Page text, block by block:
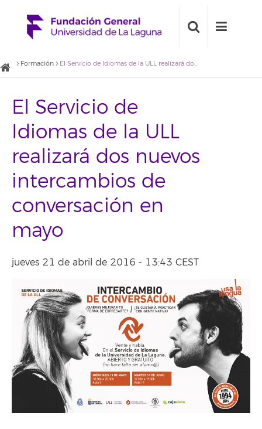
Formación El Servicio de Idiomas de la ULL realizará dos nuevos intercambios de conversación en mayo
El Servicio de
Idiomas de la ULL
realizará dos nuevos
intercambios de
conversación en
mayo
jueves 21 de abril de 2016 - 13:43 CEST